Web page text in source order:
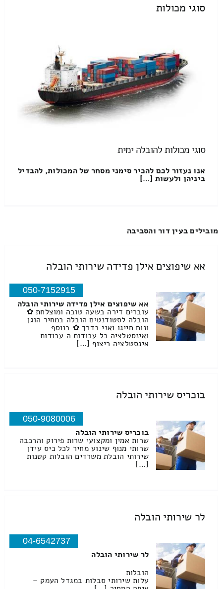
סוגי מכולות
סוגי מכולות להובלה ימית
אנו נעזור לכם להכיר סימני מסחר של המכולות, להבדיל
ביניהן ולעשות […]
מובילים בעין דור והסביבה
אא שיפוצים אילן פדידה שירותי הובלה
050-7152915
אא שיפוצים אילן פדידה שירותי הובלה
עוברים דירה בשעה טובה ומוצלחת ✿
הובלה לסטודנטים הובלה במחיר הוגן
ונוח חייגו ואני בדרך ✿ בנוסף
ואינסטלציה כל עבודות ה עבודות
אינסטלציה ריצוף […]
בוכריס שירותי הובלה
050-9080006
בוכריס שירותי הובלה
שרות אמין ומקצועי שרות פירוק והרכבה
שרותי מנוף שינוע מחיר לכל כיס עידן
שירותי הובלת משרדים הובלות קטנות
[…]
לר שירותי הובלה
04-6542737
לר שירותי הובלה
הובלות
עלות שירותי סבלות במגדל העמק –